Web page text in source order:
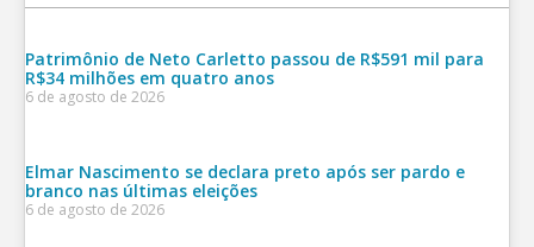
Patrimônio de Neto Carletto passou de R$591 mil para
R$34 milhões em quatro anos
6 de agosto de 2026
Elmar Nascimento se declara preto após ser pardo e
branco nas últimas eleições
6 de agosto de 2026